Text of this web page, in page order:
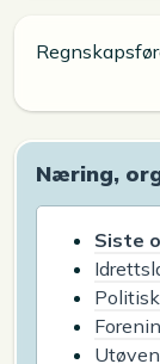
Næring,
Siste